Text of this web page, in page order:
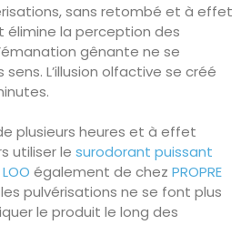
sans retombé et à effet
élimine la perception des
gênante ne se
L’illusion olfactive se créé
plusieurs heures et à effet
utiliser le surodorant puissant
également de chez PROPRE
pulvérisations ne se font plus
le produit le long des